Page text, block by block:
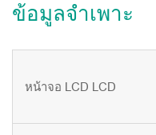
ข้อมูลจำเพาะ
หน้าจอ LCD LCD